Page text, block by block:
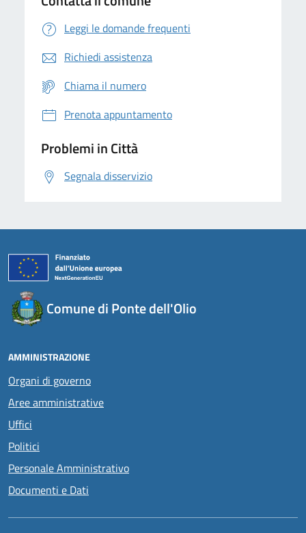
Leggi le domande frequenti
Richiedi assistenza
Chiama il numero
Prenota appuntamento
Problemi in Città
Segnala disservizio
Comune di Ponte dell'Olio
AMMINISTRAZIONE
Organi di governo
Aree amministrative
Uffici
Politici
Personale Amministrativo
Documenti e Dati